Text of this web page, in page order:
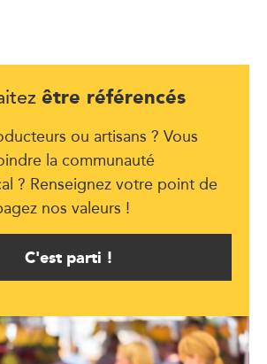
être référencés
ou artisans ? Vous
la communauté
? Renseignez votre point de
nos valeurs !
C'est parti !